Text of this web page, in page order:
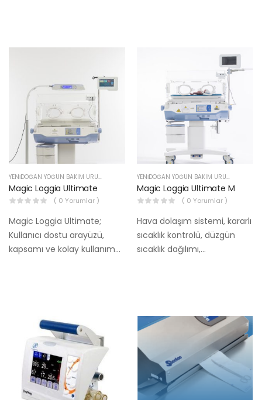
YENIDOĞAN YOĞUN BAKIM ÜRÜNLERI
Magic Loggia Ultimate
( 0 Yorumlar )
Magic Loggia Ultimate;
Kullanıcı dostu arayüzü,
kapsamı ve kolay kullanıma
YENIDOĞAN YOĞUN BAKIM ÜRÜNLERI
Magic Loggia Ultimate M
( 0 Yorumlar )
Hava dolaşım sistemi, kararlı
sıcaklık kontrolü, düzgün
sıcaklık dağılımı,
kontrol edilmesini sağlar.
Bebeğe erişim giriş panelleri
ile…